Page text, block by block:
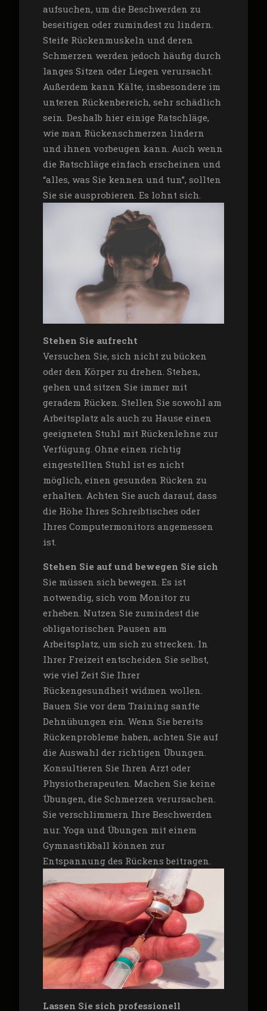
aufsuchen, um die Beschwerden zu
beseitigen oder zumindest zu lindern.
Steife Rückenmuskeln und deren
Schmerzen werden jedoch häufig durch
langes Sitzen oder Liegen verursacht.
Außerdem kann Kälte, insbesondere im
unteren Rückenbereich, sehr schädlich
sein. Deshalb hier einige Ratschläge,
wie man Rückenschmerzen lindern
und ihnen vorbeugen kann. Auch wenn
die Ratschläge einfach erscheinen und
“alles, was Sie kennen und tun”, sollten
Sie sie ausprobieren. Es lohnt sich.
Stehen Sie aufrecht
Versuchen Sie, sich nicht zu bücken
oder den Körper zu drehen. Stehen,
gehen und sitzen Sie immer mit
geradem Rücken. Stellen Sie sowohl am
Arbeitsplatz als auch zu Hause einen
geeigneten Stuhl mit Rückenlehne zur
Verfügung. Ohne einen richtig
eingestellten Stuhl ist es nicht
möglich, einen gesunden Rücken zu
erhalten. Achten Sie auch darauf, dass
die Höhe Ihres Schreibtisches oder
Ihres Computermonitors angemessen
ist.
Stehen Sie auf und bewegen Sie sich
Sie müssen sich bewegen. Es ist
notwendig, sich vom Monitor zu
erheben. Nutzen Sie zumindest die
obligatorischen Pausen am
Arbeitsplatz, um sich zu strecken. In
Ihrer Freizeit entscheiden Sie selbst,
wie viel Zeit Sie Ihrer
Rückengesundheit widmen wollen.
Bauen Sie vor dem Training sanfte
Dehnübungen ein. Wenn Sie bereits
Rückenprobleme haben, achten Sie auf
die Auswahl der richtigen Übungen.
Konsultieren Sie Ihren Arzt oder
Physiotherapeuten. Machen Sie keine
Übungen, die Schmerzen verursachen.
Sie verschlimmern Ihre Beschwerden
nur. Yoga und Übungen mit einem
Gymnastikball können zur
Entspannung des Rückens beitragen.
Lassen Sie sich professionell